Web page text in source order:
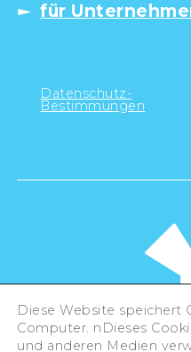
für
Datenschutz-
Bestimmungen
Diese Website speichert
Computer. nDieses
und anderen Medien